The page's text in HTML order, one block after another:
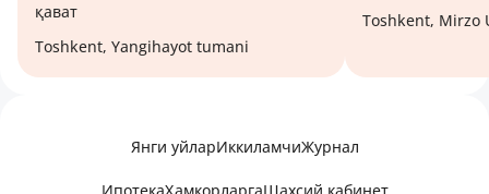
қават
Toshkent, Yangihayot tumani
Toshkent,
Янги уйларИккиламчиЖурнал